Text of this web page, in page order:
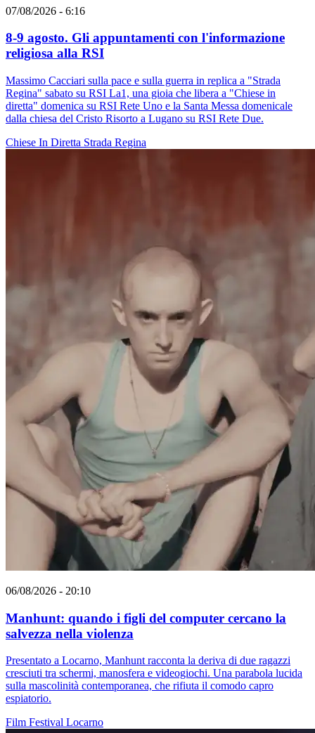
07/08/2026 - 6:16
8-9 agosto. Gli appuntamenti con l'informazione
religiosa alla RSI
Massimo Cacciari sulla pace e sulla guerra in replica a "Strada
Regina" sabato su RSI La1, una gioia che libera a "Chiese in
diretta" domenica su RSI Rete Uno e la Santa Messa domenicale
dalla chiesa del Cristo Risorto a Lugano su RSI Rete Due.
Chiese In Diretta Strada Regina
06/08/2026 - 20:10
Manhunt: quando i figli del computer cercano la
salvezza nella violenza
Presentato a Locarno, Manhunt racconta la deriva di due ragazzi
cresciuti tra schermi, manosfera e videogiochi. Una parabola lucida
sulla mascolinità contemporanea, che rifiuta il comodo capro
espiatorio.
Film Festival Locarno